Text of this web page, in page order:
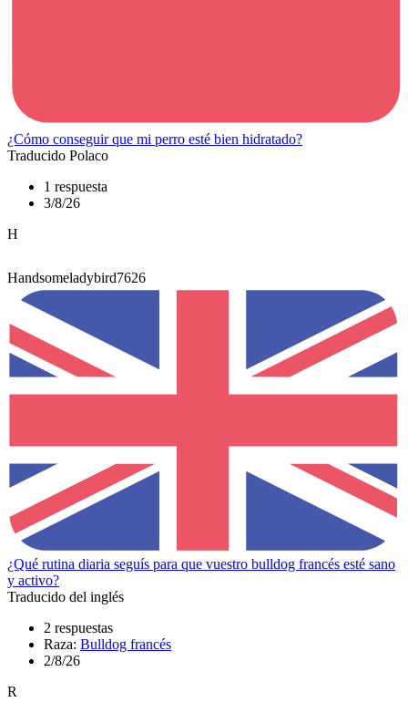
¿Cómo conseguir que mi perro esté bien hidratado?
Traducido Polaco
1 respuesta
3/8/26
H
Handsomeladybird7626
¿Qué rutina diaria seguís para que vuestro bulldog francés esté sano
y activo?
Traducido del inglés
2 respuestas
Raza: Bulldog francés
2/8/26
R